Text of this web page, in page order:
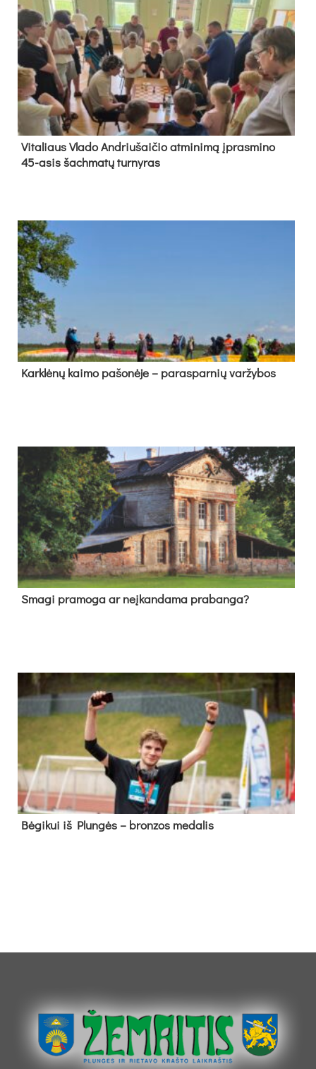
Vi­ta­liaus Vla­do And­riu­šai­čio at­mi­ni­mą įpras­mi­no
45-asis šach­ma­tų tur­ny­ras
Kark­lė­nų kai­mo pa­šo­nė­je – pa­ras­par­nių var­žy­bos
Sma­gi pra­mo­ga ar neį­kan­da­ma pra­ban­ga?
Bė­gi­kui iš Plun­gės – bron­zos me­da­lis